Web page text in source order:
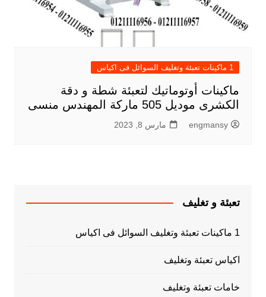
1 ماكينات تعبئة وتغليف السوائل فى اكياس
ماكينات أوتوماتيك لتعبئة شطة و دقة
الكشرى موديل 505 ماركة المهندس منسى
engmansy مارس 8, 2023
تعبئة و تغليف
1 ماكينات تعبئة وتغليف السوائل فى اكياس
اكياس تعبئة وتغليف
خامات تعبئة وتغليف